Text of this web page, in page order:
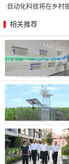
· 自动化科技将在乡村振兴工作
相关推荐